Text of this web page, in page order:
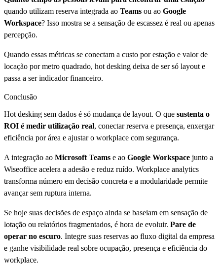
quando utilizam reserva integrada ao Teams ou ao Google
Workspace? Isso mostra se a sensação de escassez é real ou apenas
percepção.
Quando essas métricas se conectam a custo por estação e valor de
locação por metro quadrado, hot desking deixa de ser só layout e
passa a ser indicador financeiro.
Conclusão
Hot desking sem dados é só mudança de layout. O que sustenta o
ROI é medir utilização real, conectar reserva e presença, enxergar
eficiência por área e ajustar o workplace com segurança.
A integração ao Microsoft Teams e ao Google Workspace junto a
Wiseoffice acelera a adesão e reduz ruído. Workplace analytics
transforma número em decisão concreta e a modularidade permite
avançar sem ruptura interna.
Se hoje suas decisões de espaço ainda se baseiam em sensação de
lotação ou relatórios fragmentados, é hora de evoluir. Pare de
operar no escuro. Integre suas reservas ao fluxo digital da empresa
e ganhe visibilidade real sobre ocupação, presença e eficiência do
workplace.